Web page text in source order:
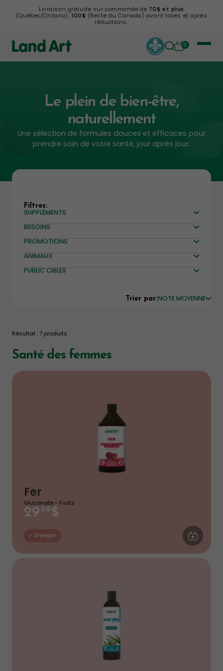
Livraison gratuite sur commande de 70$ et plus
(Québec/Ontario), 100$ (Reste du Canada) avant taxes et après
réductions.
0
Le plein de bien-être,
naturellement
Une sélection de formules douces et efficaces pour
prendre soin de votre santé, jour après jour.
Filtres:
SUPPLÉMENTS
BESOINS
PROMOTIONS
ANIMAUX
PUBLIC CIBLES
Trier par:NOTE MOYENNE
Résultat : 7 produits
Santé des femmes
Fer
Gluconate - Fruits
29 99$
Énergie AJOUTER